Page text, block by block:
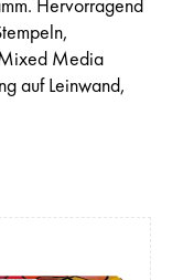
Hervorragend
Media
auf Leinwand,